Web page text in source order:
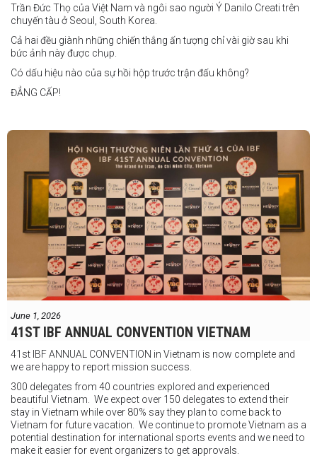
"Tôi biết mình bắt đầu sự nghiệp quyền Anh nhà nghề khá muộn, vì
vậy tôi phải trân trọng và nắm bắt mọi cơ hội đến với mình."
FIGHTS IN THE CITY
Được tổ chức bởi Jamie Myer Productions
Jesse Travers vs Fidelis Laia
Thông tin sự kiện:
Ngày: 18 tháng 7
Địa điểm: Mantra on View, Surfers Paradise, Queensland, Úc
Trần Đức Thọ của Việt Nam và ngôi sao người Ý Danilo Creati trên
chuyến tàu ở Seoul, South Korea.
Cả hai đều giành những chiến thắng ấn tượng chỉ vài giờ sau khi
bức ảnh này được chụp.
Có dấu hiệu nào của sự hồi hộp trước trận đấu không?
ĐẲNG CẤP!
June 1, 2026
41ST IBF ANNUAL CONVENTION VIETNAM
41st IBF ANNUAL CONVENTION in Vietnam is now complete and
we are happy to report mission success.
300 delegates from 40 countries explored and experienced
beautiful Vietnam. We expect over 150 delegates to extend their
stay in Vietnam while over 80% say they plan to come back to
Vietnam for future vacation. We continue to promote Vietnam as a
potential destination for international sports events and we need to
make it easier for event organizers to get approvals.